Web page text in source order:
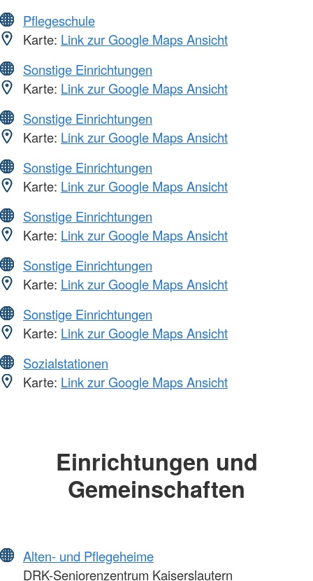
Pflegeschule
Karte: Link zur Google Maps Ansicht
Sonstige Einrichtungen
Karte: Link zur Google Maps Ansicht
Sonstige Einrichtungen
Karte: Link zur Google Maps Ansicht
Sonstige Einrichtungen
Karte: Link zur Google Maps Ansicht
Sonstige Einrichtungen
Karte: Link zur Google Maps Ansicht
Sonstige Einrichtungen
Karte: Link zur Google Maps Ansicht
Sonstige Einrichtungen
Karte: Link zur Google Maps Ansicht
Sozialstationen
Karte: Link zur Google Maps Ansicht
Einrichtungen und
Gemeinschaften
Alten- und Pflegeheime
DRK-Seniorenzentrum Kaiserslautern